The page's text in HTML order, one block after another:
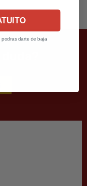
darte de baja